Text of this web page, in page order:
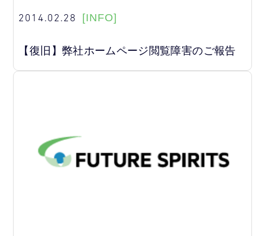
2014.02.28 [INFO]
【復旧】弊社ホームページ閲覧障害のご報告